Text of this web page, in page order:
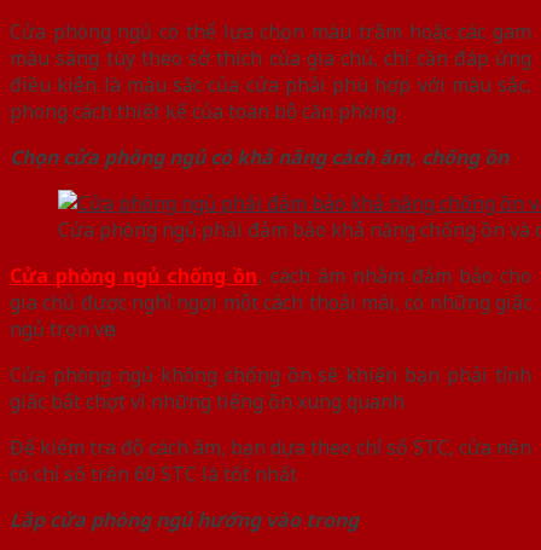
Cửa phòng ngủ có thể lựa chọn màu trầm hoặc các gam
màu sáng tùy theo sở thích của gia chủ, chỉ cần đáp ứng
điều kiện là màu sắc của cửa phải phù hợp với màu sắc,
phong cách thiết kế của toàn bộ căn phòng
Chọn cửa phòng ngủ có khả năng cách âm, chống ồn
Cửa phòng ngủ phải đảm bảo khả năng chống ồn và
Cửa phòng ngủ chống ồn, cách âm nhằm đảm bảo cho
gia chủ được nghỉ ngơi một cách thoải mái, có những giấc
ngủ trọn vẹn
Cửa phòng ngủ không chống ồn sẽ khiến bạn phải tỉnh
giấc bất chợt vì những tiếng ồn xung quanh
Để kiểm tra độ cách âm, bạn dựa theo chỉ sổ STC, cửa nên
có chỉ số trên 60 STC là tốt nhất
Lắp cửa phòng ngủ hướng vào trong